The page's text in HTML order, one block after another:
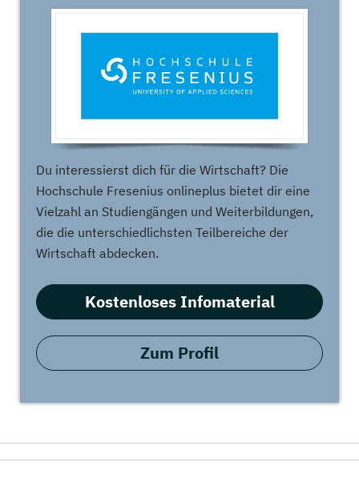
Du interessierst dich für die Wirtschaft? Die
Hochschule Fresenius onlineplus bietet dir eine
Vielzahl an Studiengängen und Weiterbildungen,
die die unterschiedlichsten Teilbereiche der
Wirtschaft abdecken.
Kostenloses Infomaterial
Zum Profil